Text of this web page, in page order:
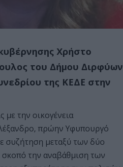
Χρήστο
του Δήμου Διρφύων
της ΚΕΔΕ στην
με την οικογένεια
πρώην Υφυπουργό
συζήτηση μεταξύ των δύο
την αναβάθμιση των